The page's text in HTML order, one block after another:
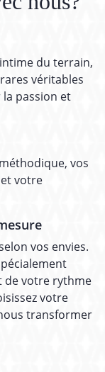
du terrain,
véritables
passion et
vos
votre
vos envies.
de votre rythme
votre
transformer